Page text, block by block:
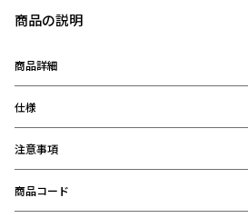
商品の説明
商品詳細
ユニフォームと選手写真がセットにな
ドパッケージで登場。
スマートフォンケースに挟んだり、ノー
らのお楽しみです！
仕様
【素材】
紙
【サイズ】
注意事項
※お届け後の、お客様都合による、返品、
商品コード